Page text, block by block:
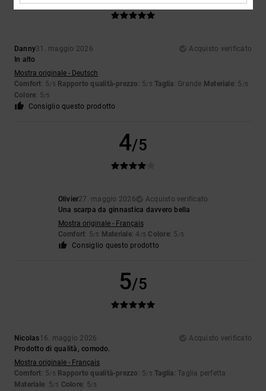
Danny31. maggio 2026
Acquisto verificato
In alto
Mostra originale - Deutsch
Comfort: 5/5 Rapporto qualità-prezzo : 5/5 Taglia: Grande Materiale: 5 /5
Colore: 5/5
Consiglio questo prodotto
4/5
Olivier27. maggio 2026
Acquisto verificato
Una scarpa da ginnastica davvero bella
Mostra originale - Français
Comfort: 5/5 Materiale: 4 /5 Colore: 5 /5
Consiglio questo prodotto
5/5
Nicolas16. maggio 2026
Acquisto verificato
Prodotto di qualità, comodo.
Mostra originale - Français
Comfort: 5/5 Rapporto qualità-prezzo : 5/5 Taglia: Taglia perfetta
Materiale: 5/5 Colore: 5/5